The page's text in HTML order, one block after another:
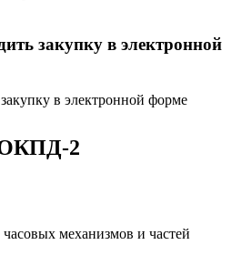
закупку в электронной
в электронной форме
2
механизмов и частей